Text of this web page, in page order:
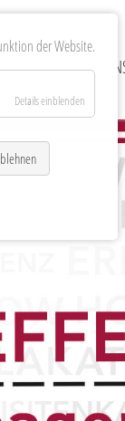
der Website.
Details einblenden